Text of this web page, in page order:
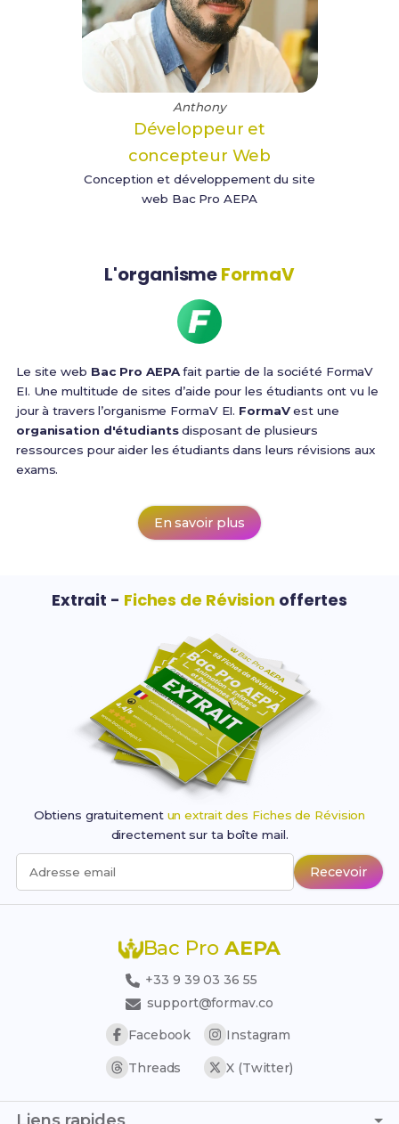
Anthony
Développeur et
concepteur Web
Conception et développement du site
web Bac Pro AEPA
L'organismeFormaV
Le site web Bac Pro AEPAfait partie de la société FormaV
EI. Une multitude de sites d’aide pour les étudiants ont vu le
jour à travers l’organisme FormaV EI. FormaVest une
organisation d'étudiantsdisposant de plusieurs
ressources pour aider les étudiants dans leurs révisions aux
exams.
En savoir plus
Extrait - Fiches de Révision offertes
Obtiens gratuitement un extrait des Fiches de Révision
directement sur ta boîte mail.
Adresse email Recevoir
Bac Pro AEPA
+33 9 39 03 36 55
support@formav.co
Facebook
Instagram
Threads X (Twitter)